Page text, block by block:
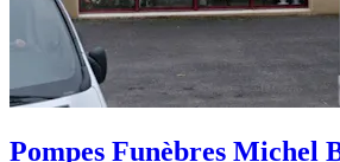
Pompes Funèbres Michel